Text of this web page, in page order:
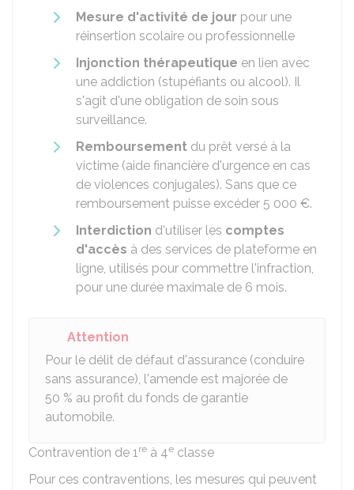
Mesure d'activité de jour pour une
réinsertion scolaire ou professionnelle
Injonction thérapeutique en lien avec
une addiction (stupéfiants ou alcool). Il
s'agit d'une obligation de soin sous
surveillance.
Remboursement du prêt versé à la
victime (aide financière d'urgence en cas
de violences conjugales). Sans que ce
remboursement puisse excéder 5 000 €.
Interdiction d'utiliser les comptes
d'accès à des services de plateforme en
ligne, utilisés pour commettre l'infraction,
pour une durée maximale de 6 mois.
Attention
Pour le délit de défaut d'assurance (conduire
sans assurance), l'amende est majorée de
50 % au profit du fonds de garantie
automobile.
Contravention de 1re à 4e classe
Pour ces contraventions, les mesures qui peuvent